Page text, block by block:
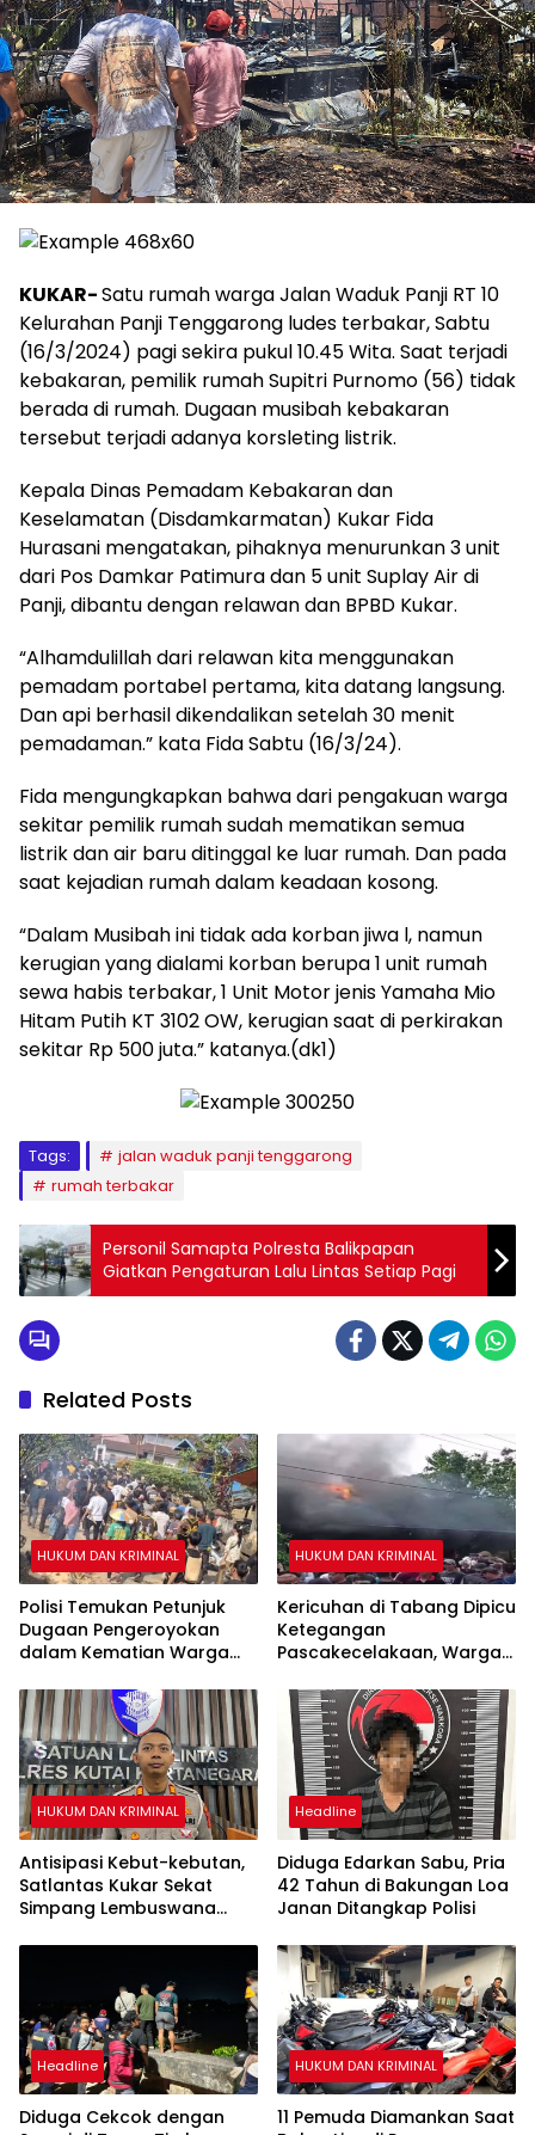
KUKAR-Satu rumah warga Jalan Waduk Panji RT 10
Kelurahan Panji Tenggarong ludes terbakar, Sabtu
(16/3/2024) pagi sekira pukul 10.45 Wita. Saat terjadi
kebakaran, pemilik rumah Supitri Purnomo (56) tidak
berada di rumah. Dugaan musibah kebakaran
tersebut terjadi adanya korsleting listrik.
Kepala Dinas Pemadam Kebakaran dan
Keselamatan (Disdamkarmatan) Kukar Fida
Hurasani mengatakan, pihaknya menurunkan 3 unit
dari Pos Damkar Patimura dan 5 unit Suplay Air di
Panji, dibantu dengan relawan dan BPBD Kukar.
“Alhamdulillah dari relawan kita menggunakan
pemadam portabel pertama, kita datang langsung.
Dan api berhasil dikendalikan setelah 30 menit
pemadaman.” kata Fida Sabtu (16/3/24).
Fida mengungkapkan bahwa dari pengakuan warga
sekitar pemilik rumah sudah mematikan semua
listrik dan air baru ditinggal ke luar rumah. Dan pada
saat kejadian rumah dalam keadaan kosong.
“Dalam Musibah ini tidak ada korban jiwa l, namun
kerugian yang dialami korban berupa 1 unit rumah
sewa habis terbakar, 1 Unit Motor jenis Yamaha Mio
Hitam Putih KT 3102 OW, kerugian saat di perkirakan
sekitar Rp 500 juta.” katanya.(dk1)
Tags:
jalan waduk panji tenggarong
rumah terbakar
Personil Samapta Polresta Balikpapan
Giatkan Pengaturan Lalu Lintas Setiap Pagi
Related Posts
HUKUM DAN KRIMINAL
Polisi Temukan Petunjuk
Dugaan Pengeroyokan
dalam Kematian Warga
HUKUM DAN KRIMINAL
Kericuhan di Tabang Dipicu
Ketegangan
Pascakecelakaan, Warga
HUKUM DAN KRIMINAL
Antisipasi Kebut-kebutan,
Satlantas Kukar Sekat
Simpang Lembuswana
Headline
Diduga Edarkan Sabu, Pria
42 Tahun di Bakungan Loa
Janan Ditangkap Polisi
Headline
Diduga Cekcok dengan
HUKUM DAN KRIMINAL
11 Pemuda Diamankan Saat